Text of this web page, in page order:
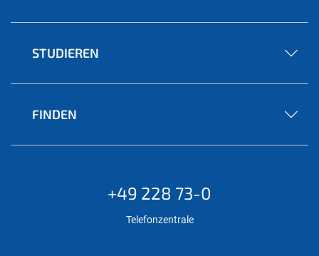
STUDIEREN
FINDEN
+49 228 73-0
Telefonzentrale